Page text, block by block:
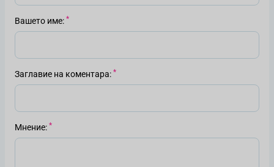
Вашето име
Заглавие на коментара
Мнение